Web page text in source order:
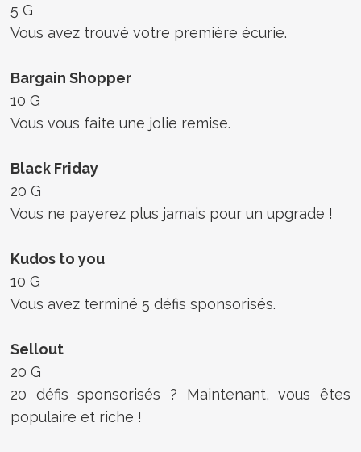
5 G
Vous avez trouvé votre première écurie.
Bargain Shopper
10 G
Vous vous faite une jolie remise.
Black Friday
20 G
Vous ne payerez plus jamais pour un upgrade !
Kudos to you
10 G
Vous avez terminé 5 défis sponsorisés.
Sellout
20 G
20 défis sponsorisés ? Maintenant, vous êtes
populaire et riche !